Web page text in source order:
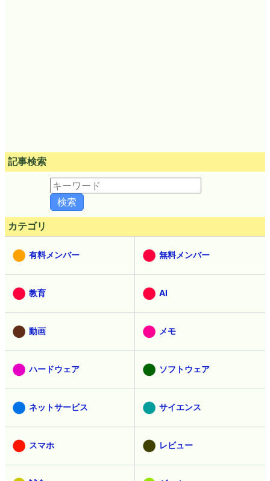
記事検索
カテゴリ
有料メンバー 無料メンバー
教育 AI
動画 メモ
ハードウェア ソフトウェア
ネットサービス サイエンス
スマホ レビュー